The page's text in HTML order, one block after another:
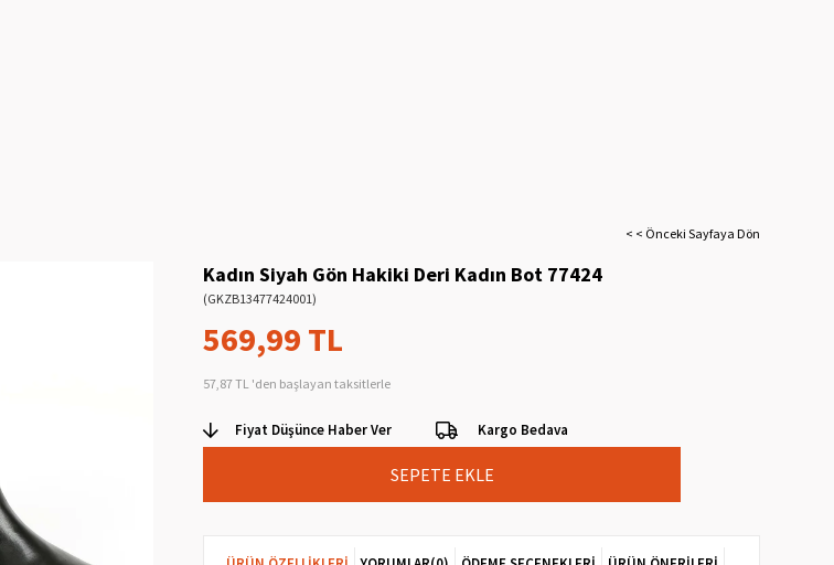
< < Önceki Sayfaya Dön
Kadın Siyah Gön Hakiki Deri Kadın Bot 77424
(GKZB13477424001)
569,99 TL
57,87 TL 'den başlayan taksitlerle
Fiyat Düşünce Haber Ver Kargo Bedava